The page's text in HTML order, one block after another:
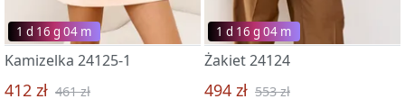
1 d 16 g 03 m
Kamizelka 24125-1
412 zł 461 zł
1 d 16 g 03 m
Żakiet 24124
494 zł 553 zł